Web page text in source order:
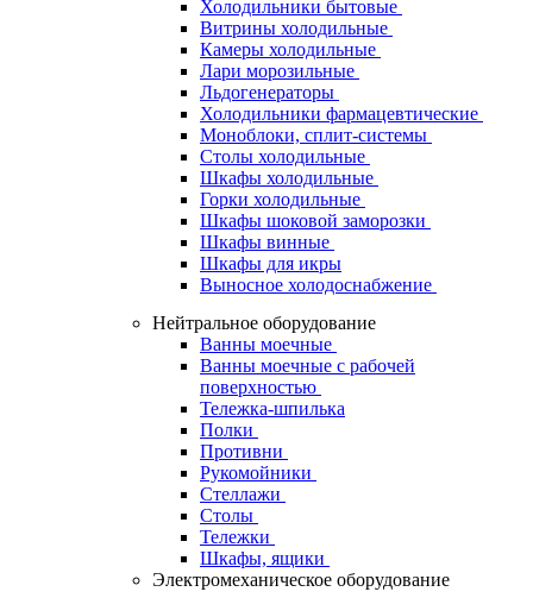
Холодильники бытовые
Витрины холодильные
Камеры холодильные
Лари морозильные
Льдогенераторы
Холодильники фармацевтические
Моноблоки, сплит-системы
Столы холодильные
Шкафы холодильные
Горки холодильные
Шкафы шоковой заморозки
Шкафы винные
Шкафы для икры
Выносное холодоснабжение
Нейтральное оборудование
Ванны моечные
Ванны моечные с рабочей
поверхностью
Тележка-шпилька
Полки
Противни
Рукомойники
Стеллажи
Столы
Тележки
Шкафы, ящики
Электромеханическое оборудование